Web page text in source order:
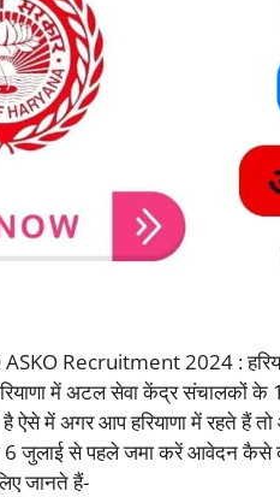
Recruitment 2024 :
में अटल सेवा केंद्र संचालकों के
है ऐसे में अगर आप हरियाणा में रहते हैं
जुलाई से पहले जमा करें आवेदन कैसे
जानते हैं-